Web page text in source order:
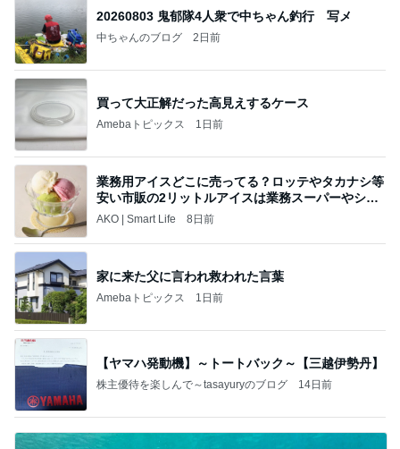
20260803 鬼郁隊4人衆で中ちゃん釣行 写メ
中ちゃんのブログ 2日前
買って大正解だった高見えするケース
Amebaトピックス 1日前
業務用アイスどこに売ってる？ロッテやタカナシ等
安い市販の2リットルアイスは業務スーパーやシャ
トレ
AKO | Smart Life 8日前
家に来た父に言われ救われた言葉
Amebaトピックス 1日前
【ヤマハ発動機】～トートバック～【三越伊勢丹】
株主優待を楽しんで～tasayuryのブログ 14日前